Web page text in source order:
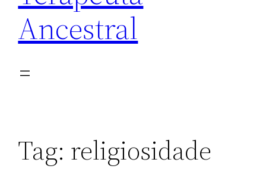
Ancestral
Tag: religiosidade